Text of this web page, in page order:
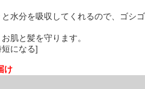
水分を吸収してくれるので、ゴシゴ
肌と髪を守ります。
になる]
け